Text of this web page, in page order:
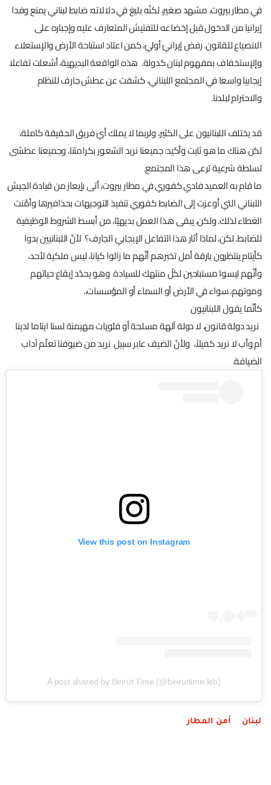
في مطار بيروت، مشهد صغير، لكنّه بليغ في دلالاته: ضابط لبناني يمنع وفدا
إيرانيا من الدخول قبل إخضاعه للتفتيش المتعارف عليه وإجباره على
الانصياع للقانون. رفض إيرانيّ أوليّ، كمن اعتاد استباحة الأرض والإستعلاء
وإلإستخفاف بمفهوم لبنان كدولة. هذه الواقعة البديهية، أشعلت تفاعلا
إيجابيا واسعا في المجتمع اللبناني، كشفت عن عطش جارف للنظام
والاحترام لبلدنا.
قد يختلف اللبنانيون على الكثير، ولربما لا يملك أيّ فريق الحقيقة كاملة،
لكن هناك ما هو ثابت وأكيد: جميعنا نريد الشعور بكرامتنا، وجميعنا عطشى
لسلطة شرعية ترعى هذا المجتمع.
ما قام به العميد فادي كفوري في مطار بيروت، أتى بإيعاز من قيادة الجيش
اللبناني التي أوعزت إلى الضابط كفوري تنفيذ التوجيهات بحذافيرها وأمَّنت
الغطاء لذلك. ولكن، يبقى هذا العمل بديهيّا، من أبسط الشروط الوظيفية
للضابط. لكن، لماذا أثار هذا التفاعل الإيجابيّ الجارف؟ لأنّ اللبنانيين بدوا
كأيتام ينتظرون بارقة أمل تخبرهم أنّهم ما زالوا كيانا، ليس ملكية لأحد،
وأنّهم ليسوا مستباحين لكلّ منتهك للسيادة وهو يحدّد إيقاع حياتهم
وموتهم، سواء في الأرض أو السماء أو المؤسسات،.
كأنّما يقول اللبنانيون
نريد دولة قانون، لا دولة آلهة مسلحة أو فئويات مهيمنة لسنا ايتاما لدينا
أم وأب لا نريد كفيلاً، ولأنّ الضيف عابر سبيل نريد من ضيوفنا تعلّم آداب
الضيافة.
View this post on Instagram
A post shared by Beirut Time (@beiruttime.leb)
لبنان أمن المطار